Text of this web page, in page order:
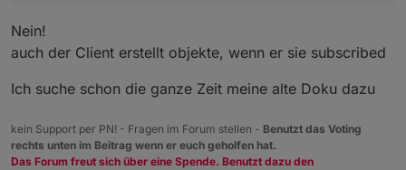
Client Version, erstellt neue Objekte mit Status,
Kann man es so, vereinfacht, sehen.
Nein!
auch der Client erstellt objekte, wenn er sie subscribed
Ich suche schon die ganze Zeit meine alte Doku dazu
kein Support per PN! - Fragen im Forum stellen - Benutzt das Voting
rechts unten im Beitrag wenn er euch geholfen hat.
Das Forum freut sich über eine Spende. Benutzt dazu den